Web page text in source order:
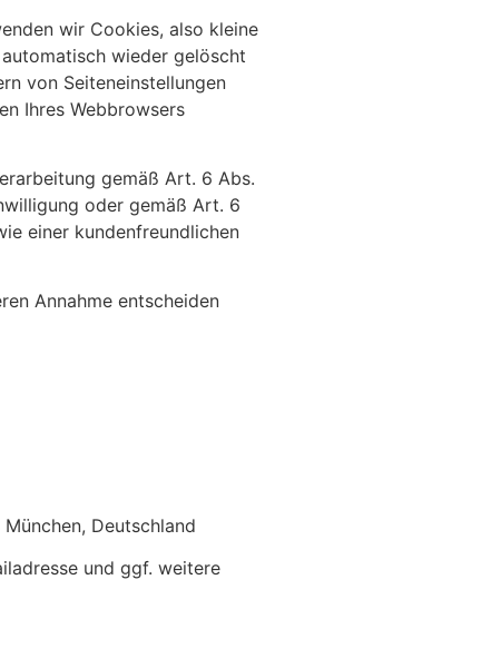
wir Cookies, also kleine
wieder gelöscht
von Seiteneinstellungen
Ihres Webbrowsers
gemäß Art. 6 Abs.
oder gemäß Art. 6
einer kundenfreundlichen
Annahme entscheiden
Deutschland
und ggf. weitere